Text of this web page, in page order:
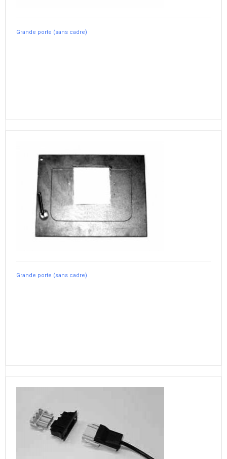
Grande porte (sans cadre)
Grande porte (sans cadre)